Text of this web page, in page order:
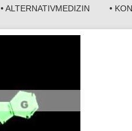
• ALTERNATIVMEDIZIN •